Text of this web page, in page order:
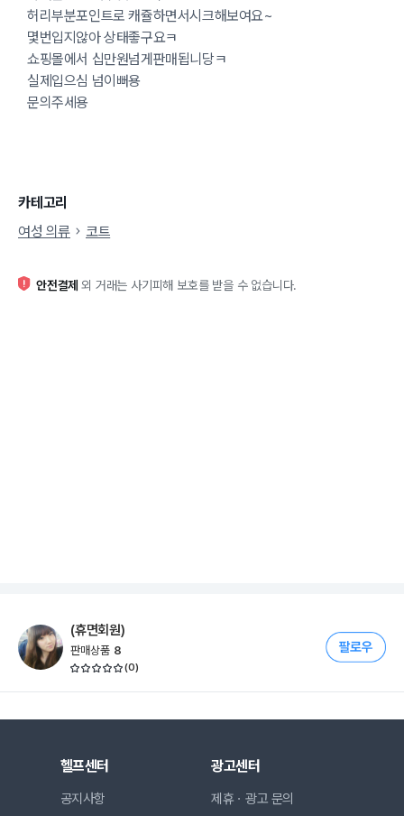
허리부분포인트로 캐쥴하면서시크해보여요~
몇번입지않아 상태좋구요ㅋ
쇼핑몰에서 십만원넘게판매됩니당ㅋ
실제입으심 넘이뻐용
문의주세용
카테고리
여성 의류
코트
안전결제 외 거래는 사기피해 보호를 받을 수 없습니다.
(휴면회원)
판매상품 8
(0)
헬프센터
공지사항
광고센터
제휴ㆍ광고 문의